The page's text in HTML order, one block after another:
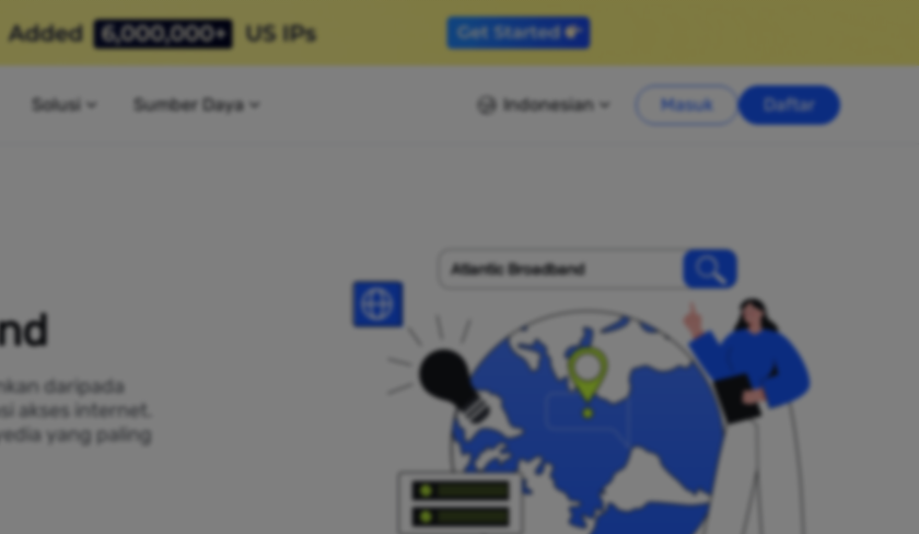
Solusi Sumber Daya Indonesian Masuk Daftar
daripada
akses internet.
yang paling
Atlantic Broadband